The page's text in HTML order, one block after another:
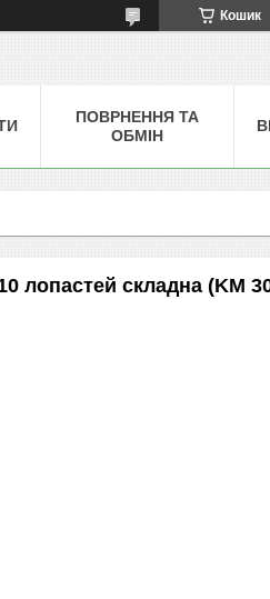
Кошик
ПОВРНЕННЯ ТА
ОБМІН
лопастей складна (KM